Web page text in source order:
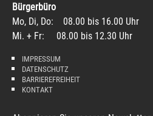
Bürgerbüro
Mo, Di, Do: 08.00 bis 16.00 Uhr
Mi. + Fr: 08.00 bis 12.30 Uhr
IMPRESSUM
DATENSCHUTZ
BARRIEREFREIHEIT
KONTAKT